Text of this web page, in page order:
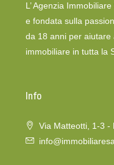
L’ Agenzia
e fondata sulla
da 18 anni per
immobiliare in tutta la
Info
Via Matteotti, 1-3 -